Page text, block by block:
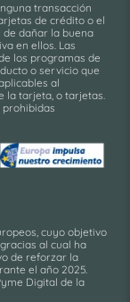
transacción
de crédito o el
dañar la buena
en ellos. Las
los programas de
o servicio que
al
la tarjeta, o tarjetas.
prohibidas
cuyo objetivo
al cual ha
de reforzar la
el año 2025.
Digital de la